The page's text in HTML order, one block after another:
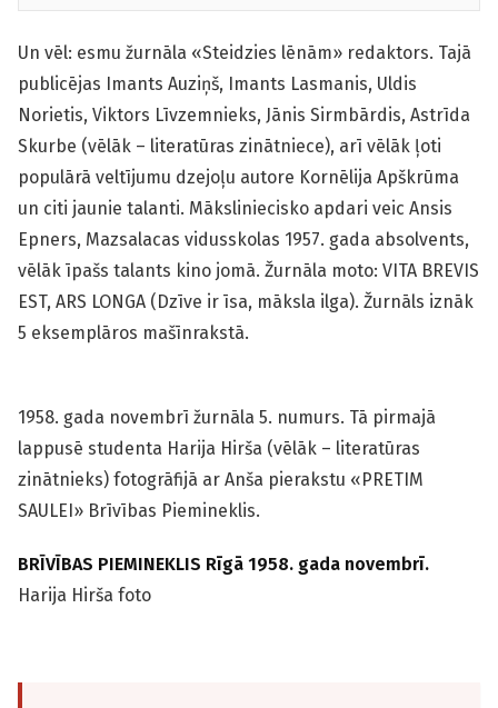
Un vēl: esmu žurnāla «Steidzies lēnām» redaktors. Tajā
publicējas Imants Auziņš, Imants Lasmanis, Uldis
Norietis, Viktors Līvzemnieks, Jānis Sirmbārdis, Astrīda
Skurbe (vēlāk – literatūras zinātniece), arī vēlāk ļoti
populārā veltījumu dzejoļu autore Kornēlija Apškrūma
un citi jaunie talanti. Māksliniecisko apdari veic Ansis
Epners, Mazsalacas vidusskolas 1957. gada absolvents,
vēlāk īpašs talants kino jomā. Žurnāla moto: VITA BREVIS
EST, ARS LONGA (Dzīve ir īsa, māksla ilga). Žurnāls iznāk
5 eksemplāros mašīnrakstā.
1958. gada novembrī žurnāla 5. numurs. Tā pirmajā
lappusē studenta Harija Hirša (vēlāk – literatūras
zinātnieks) fotogrāfijā ar Anša pierakstu «PRETIM
SAULEI» Brīvības Piemineklis.
BRĪVĪBAS PIEMINEKLIS Rīgā 1958. gada novembrī.
Harija Hirša foto